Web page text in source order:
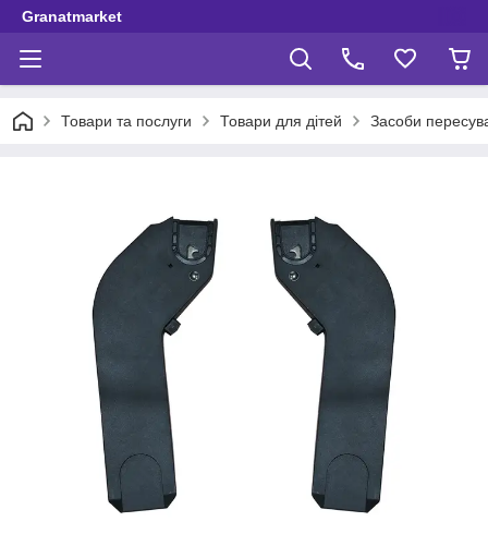
Granatmarket
Товари та послуги Товари для дітей Засоби